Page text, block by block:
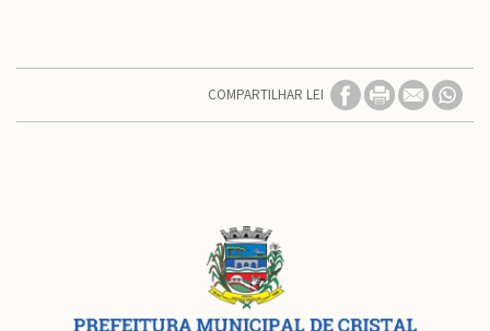
COMPARTILHAR LEI
Conteúdo
Rodapé